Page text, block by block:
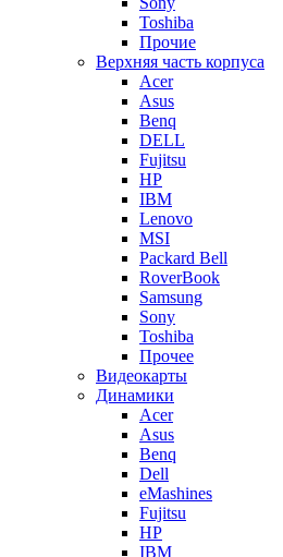
Toshiba
Прочие
Верхняя часть корпуса
Acer
Asus
Benq
DELL
Fujitsu
HP
IBM
Lenovo
MSI
Packard Bell
RoverBook
Samsung
Sony
Toshiba
Прочее
Видеокарты
Динамики
Acer
Asus
Benq
Dell
eMashines
Fujitsu
HP
IBM